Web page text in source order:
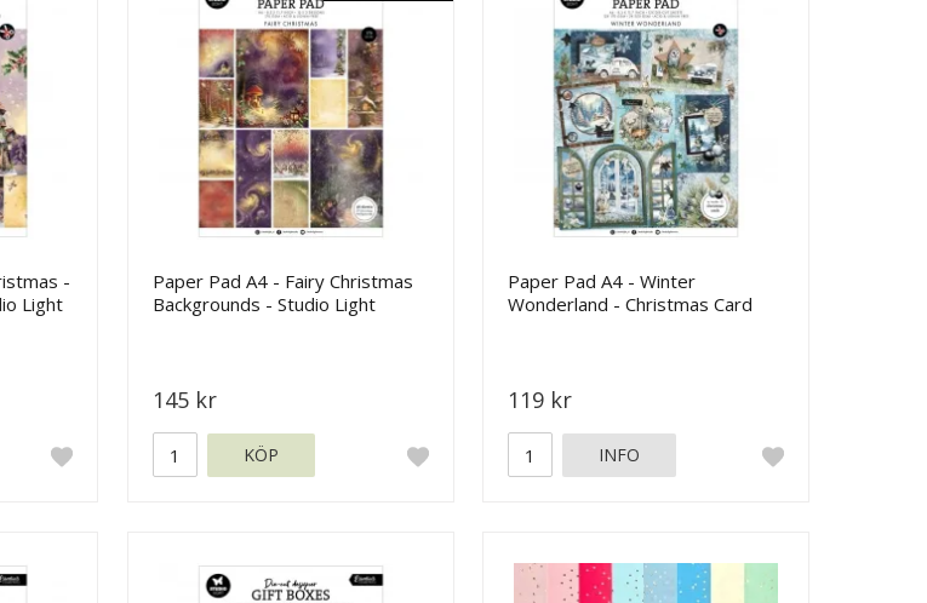
-
Light
Paper Pad A4 - Fairy Christmas
Backgrounds - Studio Light
145 kr
KÖP
Paper Pad A4 - Winter
Wonderland - Christmas Card
119 kr
INFO